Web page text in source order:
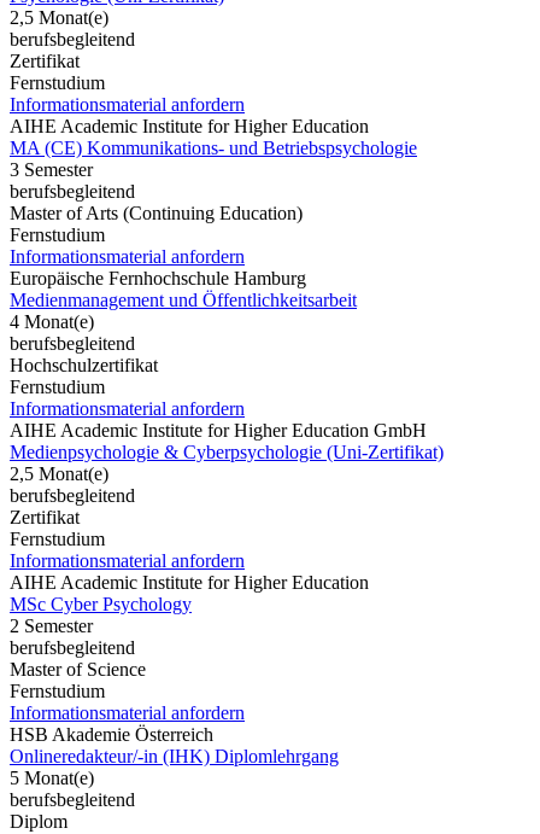
2,5 Monat(e)
berufsbegleitend
Zertifikat
Fernstudium
Informationsmaterial anfordern
AIHE Academic Institute for Higher Education
MA (CE) Kommunikations- und Betriebspsychologie
3 Semester
berufsbegleitend
Master of Arts (Continuing Education)
Fernstudium
Informationsmaterial anfordern
Europäische Fernhochschule Hamburg
Medienmanagement und Öffentlichkeitsarbeit
4 Monat(e)
berufsbegleitend
Hochschulzertifikat
Fernstudium
Informationsmaterial anfordern
AIHE Academic Institute for Higher Education GmbH
Medienpsychologie & Cyberpsychologie (Uni-Zertifikat)
2,5 Monat(e)
berufsbegleitend
Zertifikat
Fernstudium
Informationsmaterial anfordern
AIHE Academic Institute for Higher Education
MSc Cyber Psychology
2 Semester
berufsbegleitend
Master of Science
Fernstudium
Informationsmaterial anfordern
HSB Akademie Österreich
Onlineredakteur/-in (IHK) Diplomlehrgang
5 Monat(e)
berufsbegleitend
Diplom